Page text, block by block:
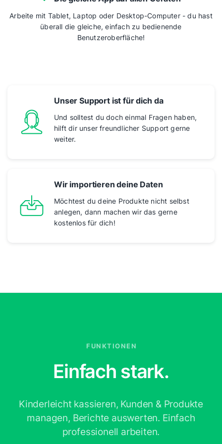
Arbeite mit Tablet, Laptop oder Desktop-Computer - du hast
überall die gleiche, einfach zu bedienende
Benutzeroberfläche!
Unser Support ist für dich da
Und solltest du doch einmal Fragen haben,
hilft dir unser freundlicher Support gerne
weiter.
Wir importieren deine Daten
Möchtest du deine Produkte nicht selbst
anlegen, dann machen wir das gerne
kostenlos für dich!
FUNKTIONEN
Einfach stark.
Kinderleicht kassieren, Kunden & Produkte
managen, Berichte auswerten. Einfach
professionell arbeiten.